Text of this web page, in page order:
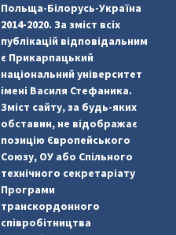
Польща-Білорусь-Україна
2014-2020. За зміст всіх
публікацій відповідальним
є Прикарпацький
національний університет
імені Василя Стефаника.
Зміст сайту, за будь-яких
обставин, не відображає
позицію Європейського
Союзу, ОУ або Спільного
технічного секретаріату
Програми
транскордонного
співробітництва